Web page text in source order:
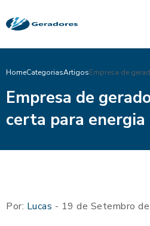
HomeCategoriasArtigosEmpresa de
Empresa de
certa para energia
Por: Lucas - 19 de Setembro